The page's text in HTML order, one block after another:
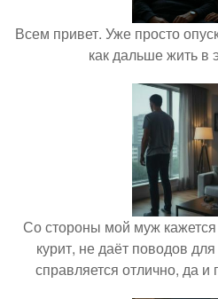
Всем привет. Уже просто
как дальше жить в
Со стороны мой муж
курит, не даёт поводов
справляется отлично, да и